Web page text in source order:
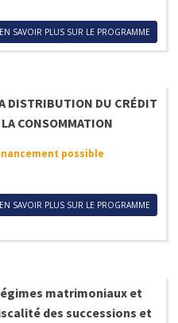
EN SAVOIR PLUS SUR LE PROGRAMME
DISTRIBUTION DU CRÉDIT
CONSOMMATION
possible
EN SAVOIR PLUS SUR LE PROGRAMME
matrimoniaux et
des successions et